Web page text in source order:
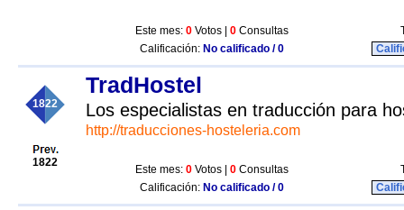
Este mes: 0 Votos | 0 Consultas
Calificación: No calificado / 0
1822
1822
TradHostel
Los especialistas en traducción para
http://traducciones-hosteleria.com
Este mes: 0 Votos | 0 Consultas
Calificación: No calificado / 0